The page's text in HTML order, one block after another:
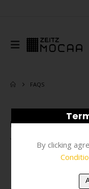
FAQS
FAQs
You can show the faqs
By clicking